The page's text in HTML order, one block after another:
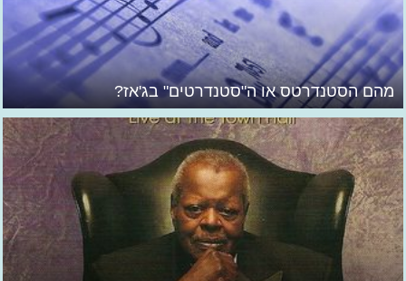
מהם הסטנדרטס או ה"סטנדרטים" בג'אז?